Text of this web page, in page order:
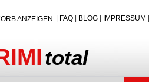
FAQ| BLOG| IMPRESSUM
ANZEIGEN
total